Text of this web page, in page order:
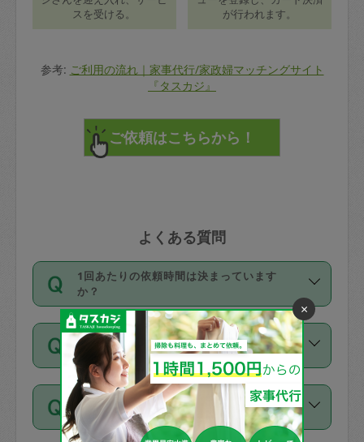
スを受ける。
が行われます。
参考: ご利用の流れ｜家事代行/家政婦マッチングサイト
『タスカジ』
よくある質問
1回あたりの依頼時間は決まっています
か？
依頼1回につき3時間固定です。3時間を
超えて依頼したい場合は、延長機能をご
利用ください。機能をご利用いただくに
は、タスカジさんに事前に相談し、合意
の上事前申請することが必要です。な
お、3時間を下回っても、値引き等はござ
価格はどうやって決まっていますか？
11種類の価格帯の中からタスカジさん自
身が価格を選んで設定しています。
タスカジさんの価格設定には最初は制限
支払い方法を教えてください
×